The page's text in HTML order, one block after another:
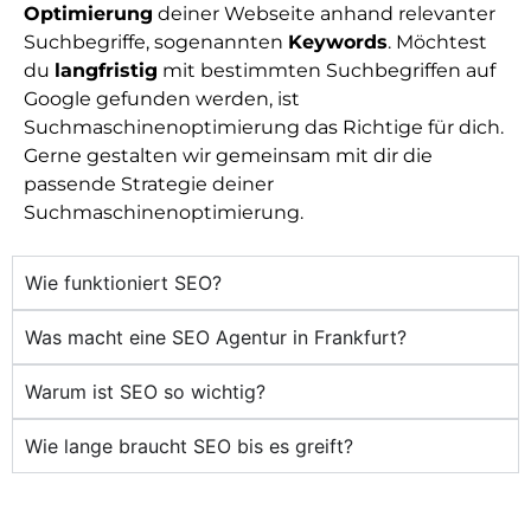
Optimierung deiner Webseite anhand relevanter
Suchbegriffe, sogenannten Keywords. Möchtest
du langfristig mit bestimmten Suchbegriffen auf
Google gefunden werden, ist
Suchmaschinenoptimierung das Richtige für dich.
Gerne gestalten wir gemeinsam mit dir die
passende Strategie deiner
Suchmaschinenoptimierung.
Wie funktioniert SEO?
Was macht eine SEO Agentur in Frankfurt?
Warum ist SEO so wichtig?
Wie lange braucht SEO bis es greift?